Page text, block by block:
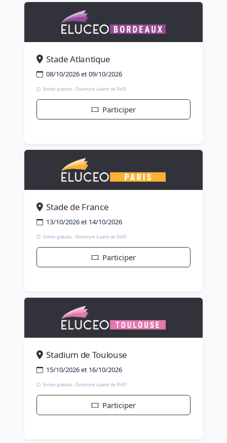
Stade Atlantique
08/10/2026 et 09/10/2026
Entrée gratuite - Ouverture à partir de 9h00
Participer
Stade de France
13/10/2026 et 14/10/2026
Entrée gratuite - Ouverture à partir de 9h00
Participer
Stadium de Toulouse
15/10/2026 et 16/10/2026
Entrée gratuite - Ouverture à partir de 9h00
Participer